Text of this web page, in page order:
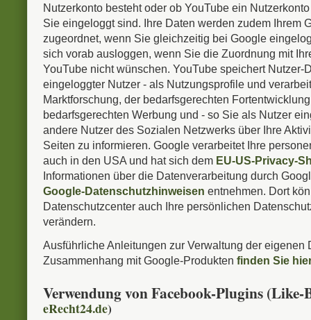
Nutzerkonto besteht oder ob YouTube ein
Sie eingeloggt sind. Ihre Daten werden zudem Ihrem
zugeordnet, wenn Sie gleichzeitig bei Google
sich vorab ausloggen, wenn Sie die Zuordnung mit
YouTube nicht wünschen. YouTube speichert Nutzer-
eingeloggter Nutzer - als Nutzungsprofile und
Marktforschung, der bedarfsgerechten
bedarfsgerechten Werbung und - so Sie als Nutzer
andere Nutzer des Sozialen Netzwerks über Ihre
Seiten zu informieren. Google verarbeitet Ihre
auch in den USA und hat sich dem EU-US-Privacy-
Informationen über die Datenverarbeitung durch
Google-Datenschutzhinweisen entnehmen. Dort
Datenschutzcenter auch Ihre persönlichen
verändern.
Ausführliche Anleitungen zur Verwaltung der eigenen
Zusammenhang mit Google-Produkten finden Sie
Verwendung von Facebook-Plugins
eRecht24.de)